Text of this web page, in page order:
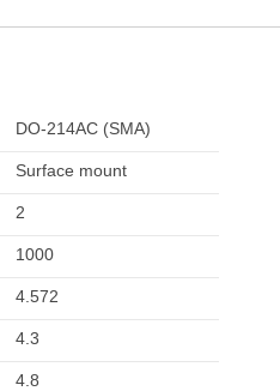
DO-214AC (SMA)
Surface mount
2
1000
4.572
4.3
4.8